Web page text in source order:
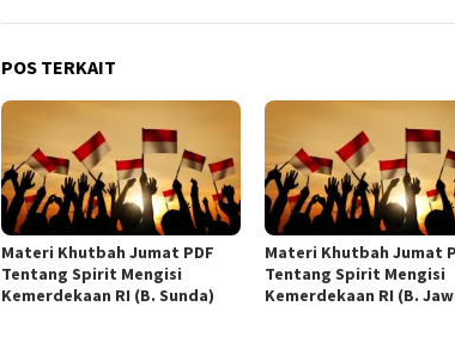
POS TERKAIT
Materi Khutbah Jumat PDF
Tentang Spirit Mengisi
Kemerdekaan RI (B. Sunda)
Materi Khutbah Jumat
Tentang Spirit Mengisi
Kemerdekaan RI (B.